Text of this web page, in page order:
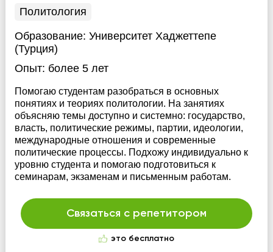
Политология
Образование: Университет Хаджеттепе
(Турция)
Опыт: более 5 лет
Помогаю студентам разобраться в основных
понятиях и теориях политологии. На занятиях
объясняю темы доступно и системно: государство,
власть, политические режимы, партии, идеологии,
международные отношения и современные
политические процессы. Подхожу индивидуально к
уровню студента и помогаю подготовиться к
семинарам, экзаменам и письменным работам.
Связаться с репетитором
это бесплатно